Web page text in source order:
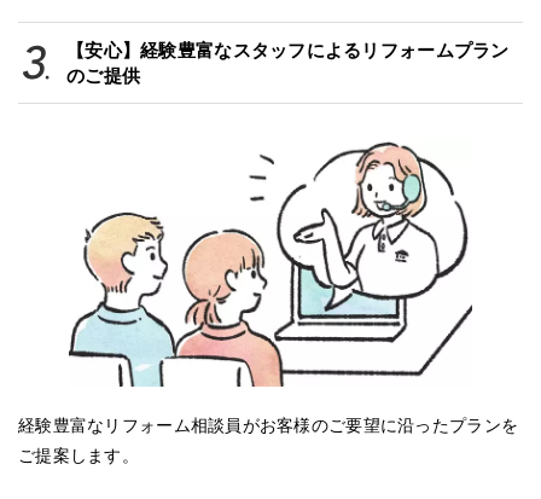
【安心】経験豊富なスタッフによるリフォームプラン
のご提供
経験豊富なリフォーム相談員がお客様のご要望に沿ったプランを
ご提案します。